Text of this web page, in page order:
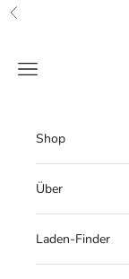
Zum Inhalt springen
Vorherige
Menü Navigation
Shop
Über
Laden-Finder